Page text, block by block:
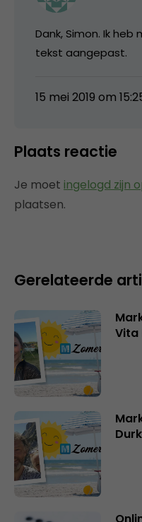
Dank, Simon. Ik
tekst aangepast.
15 mei 2019 om
Plaats reactie
Je moet ingelogd zijn
plaatsen.
Gerelateerde
Vita